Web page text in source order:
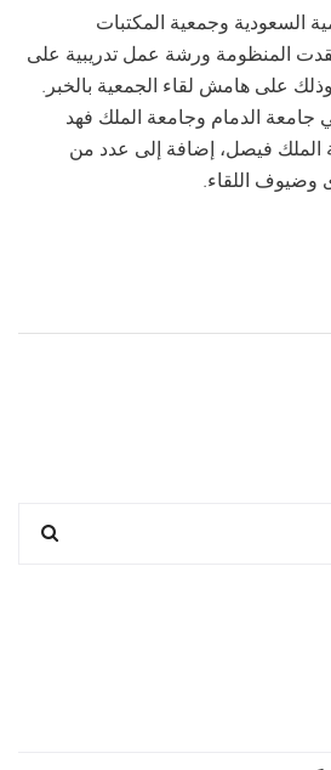
السعودية وجمعية المكتبات
المنظومة ورشة عمل تدريبية على
على هامش لقاء الجمعية بالخبر.
الدمام وجامعة الملك فهد
الملك فيصل، إضافة إلى عدد من
وضيوف اللقاء.